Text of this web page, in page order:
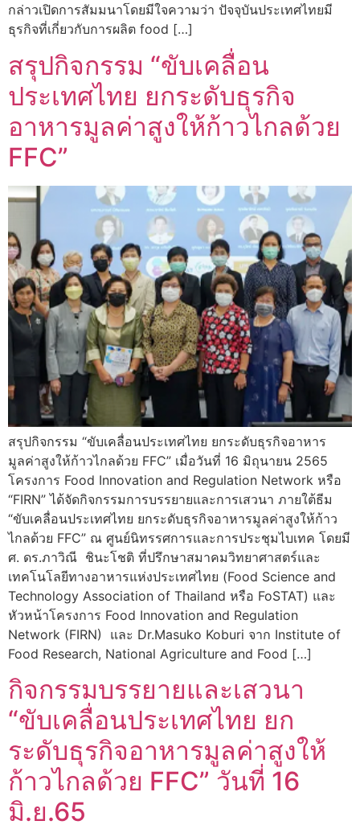
กล่าวเปิดการสัมมนาโดยมีใจความว่า ปัจจุบันประเทศไทยมี
ธุรกิจที่เกี่ยวกับการผลิต food […]
สรุปกิจกรรม “ขับเคลื่อน
ประเทศไทย ยกระดับธุรกิจ
อาหารมูลค่าสูงให้ก้าวไกลด้วย
FFC”
สรุปกิจกรรม “ขับเคลื่อนประเทศไทย ยกระดับธุรกิจอาหาร
มูลค่าสูงให้ก้าวไกลด้วย FFC” เมื่อวันที่ 16 มิถุนายน 2565
โครงการ Food Innovation and Regulation Network หรือ
“FIRN” ได้จัดกิจกรรมการบรรยายและการเสวนา ภายใต้ธีม
“ขับเคลื่อนประเทศไทย ยกระดับธุรกิจอาหารมูลค่าสูงให้ก้าว
ไกลด้วย FFC” ณ ศูนย์นิทรรศการและการประชุมไบเทค โดยมี
ศ. ดร.ภาวิณี ชินะโชติ ที่ปรึกษาสมาคมวิทยาศาสตร์และ
เทคโนโลยีทางอาหารแห่งประเทศไทย (Food Science and
Technology Association of Thailand หรือ FoSTAT) และ
หัวหน้าโครงการ Food Innovation and Regulation
Network (FIRN) และ Dr.Masuko Koburi จาก Institute of
Food Research, National Agriculture and Food […]
กิจกรรมบรรยายและเสวนา
“ขับเคลื่อนประเทศไทย ยก
ระดับธุรกิจอาหารมูลค่าสูงให้
ก้าวไกลด้วย FFC” วันที่ 16
มิ.ย.65